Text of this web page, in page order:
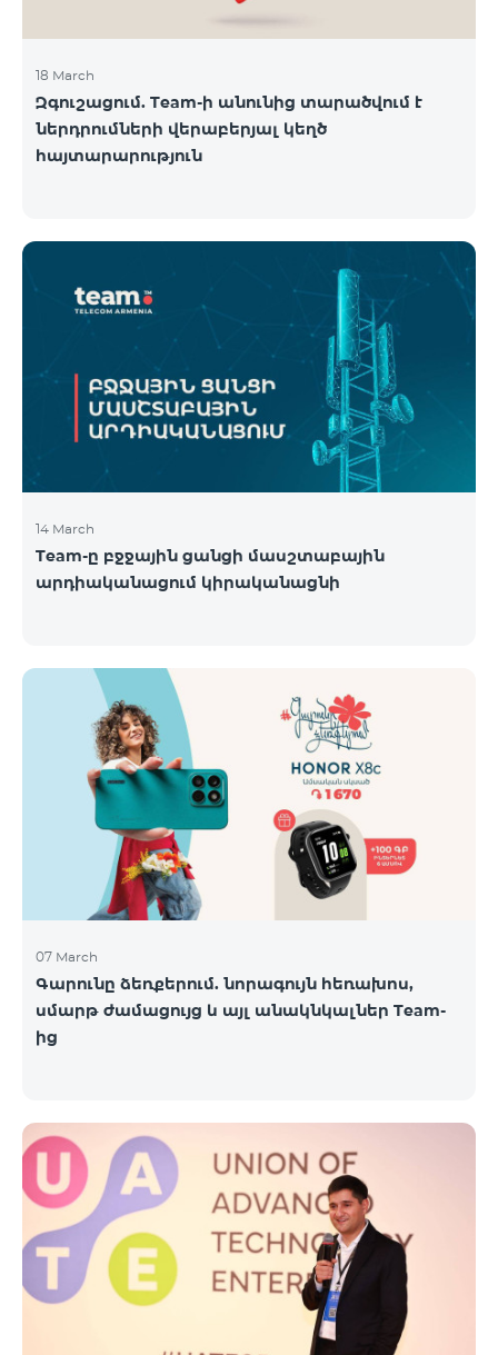
18 March
Զգուշացում. Team-ի անունից տարածվում է
ներդրումների վերաբերյալ կեղծ
հայտարարություն
14 March
Team-ը բջջային ցանցի մասշտաբային
արդիականացում կիրականացնի
07 March
Գարունը ձեռքերում. նորագույն հեռախոս,
սմարթ ժամացույց և այլ անակնկալներ Team-
ից